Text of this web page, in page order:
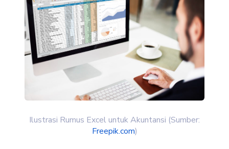
Ilustrasi Rumus Excel untuk Akuntansi (Sumber:
Freepik.com)